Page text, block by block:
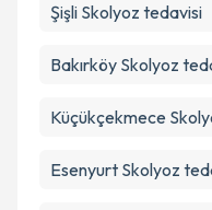
Şişli Skolyoz tedavisi
Bakırköy Skolyoz
Küçükçekmece
Esenyurt Skolyoz